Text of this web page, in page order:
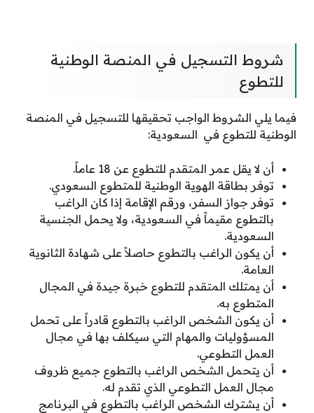
شروط التسجيل في المنصة الوطنية
للتطوع
فيما يلي الشروط الواجب تحقيقها للتسجيل في المنصة
الوطنية للتطوع في السعودية:
أن لا يقل عمر المتقدم للتطوع عن 18 عاماً.
توفر بطاقة الهوية الوطنية للمتطوع السعودي.
توفر جواز السفر، ورقم الإقامة إذا كان الراغب
بالتطوع مقيماً في السعودية، ولا يحمل الجنسية
السعودية.
أن يكون الراغب بالتطوع حاصلاً على شهادة الثانوية
العامة.
أن يمتلك المتقدم للتطوع خبرة جيدة في المجال
المتطوع به.
أن يكون الشخص الراغب بالتطوع قادراً على تحمل
المسؤوليات والمهام التي سيكلف بها في مجال
العمل التطوعي.
أن يتحمل الشخص الراغب بالتطوع جميع ظروف
مجال العمل التطوعي الذي تقدم له.
أن يشترك الشخص الراغب بالتطوع في البرنامج